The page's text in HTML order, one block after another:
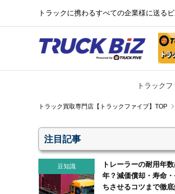
トラックに携わるすべての企業様に送る
トラック
注目記事
豆知識
トレーラーの耐用年
年？減価償却・寿命
ちさせるコツまで徹